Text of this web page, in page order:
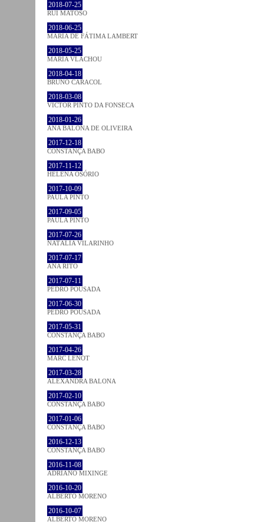
2018-07-25
RUI MATOSO
2018-06-25
MARIA DE FÁTIMA LAMBERT
2018-05-25
MARIA VLACHOU
2018-04-18
BRUNO CARACOL
2018-03-08
VICTOR PINTO DA FONSECA
2018-01-26
ANA BALONA DE OLIVEIRA
2017-12-18
CONSTANÇA BABO
2017-11-12
HELENA OSÓRIO
2017-10-09
PAULA PINTO
2017-09-05
PAULA PINTO
2017-07-26
NATÁLIA VILARINHO
2017-07-17
ANA RITO
2017-07-11
PEDRO POUSADA
2017-06-30
PEDRO POUSADA
2017-05-31
CONSTANÇA BABO
2017-04-26
MARC LENOT
2017-03-28
ALEXANDRA BALONA
2017-02-10
CONSTANÇA BABO
2017-01-06
CONSTANÇA BABO
2016-12-13
CONSTANÇA BABO
2016-11-08
ADRIANO MIXINGE
2016-10-20
ALBERTO MORENO
2016-10-07
ALBERTO MORENO